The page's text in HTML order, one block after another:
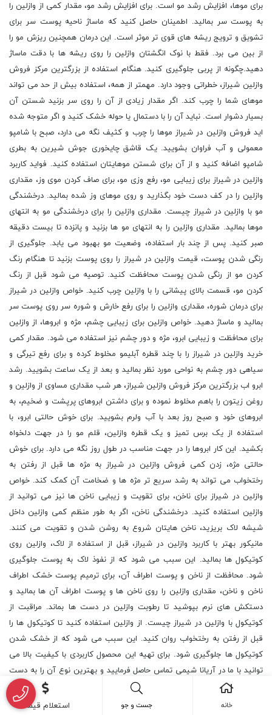
برای موها، افزایش رشد مو است. برای افزایش رشد مو، مقدار کمی از وازلین را
به پوست سر بمالید. اطمینان حاصل کنید که ماساژ ناحیه پوست سر برای
تشویق و ترویج ریشه های قوی تر موثر است. این درمان همچنین ریزش مو را
از بین می برد. فقط با نوک انگشتان وازلین را روی ریشه ها با دقت ماساژ
دهید.چگونه از پربی جلوگیری کنید. هنگام استفاده از بزرگترین مرکز فروش
وازلین شیراز، خطراتی وجود دارد. مهمتر از همه، استفاده بیش از حد می تواند
موهای شما را چرب کند. اگر مقدار زیادی از آن را روی سر بزنید شستن آن
بسیار دشوار است. نباید آن را با دستمال یا حوله خشک کنید و اگر متوجه شده
اید فروش وازلین در شیراز موها را چرب و کثیف نگه می دارد، صبح با شامپو
معمولی و آب فراوان بشویید. یک قاشق چایخوری جوش شیرین به بطری
شامپو اضافه کنید و از آن برای شستن موهایتان استفاده کنید. فواید کاربرد
وازلین در شیراز برای زیبایی مو، رفع وزی مو، برای صاف کردن موی وز، مقداری
وازلین را در کف دست خود بگذارید و روی موهای وز شده بمالید. درخشندگی
مو با وازلین در شیراز چیست. مقداری وازلین را برای درخشندگی مو به انتهای
موها بمالید. مقداری وازلین را به انتهای مو ها بزنید و پانزده تا بیست دقیقه
صبر کنید. پس از چند بار استفاده، وضعیت مو بهبود می یابد. جلوگیری از
رنگی شدن پوست، قیمت وازلین در شیراز را روی پوست بزنید تا هنگام رنگ
کردن مو از رنگی شدن پوست محافظت کنید. توصیه می شود قبل از رنگ
کردن مو، قسمت بالای پیشانی را با وازلین چرب کنید. خواص وازلین در شیراز
برای درمان شوره، مقداری وازلین را برای رفع خارش و شوره سر روی پوست سر
بمالید و ماساژ دهید. خواص وازلین برای زیبایی چشم، مژه و ابروها، از وازلین
برای محافظت و زیبایی ابرو، مژه و دور چشم نیز استفاده می شود. مقدار کمی
خرید وازلین در شیراز را با چند قطره آبلیمو مخلوط کرده و برای رفع تیرگی و
سیاهی دور چشم به نواحی مورد نظر بمالید و بعد از یک ساعت بشویید. رشد
ابرو اب بزرگترین مرکز فروش وازلین شیراز، هر شب مقداری مساوی از وازلین و
روغن زیتون را باهم مخلوط نموده و برای داشتن ابروهای پرپشت و ضخیم، به
ابروهای خود و صبح روز بعد با آب ولرم بشویید. برای خوش حالتی ابرو، با
استفاده از یک برس تمیز و یک قطره وازلین، قلم مو را در جهت دلخواه
بکشید. این کار ابروها را در جهت مناسب در طول روز نگه می دارد. برای خوش
حالتی مژه، زدن کمی فروش وازلین در شیراز به مژه ها قبل از رفتن به
رختخواب می تواند به رشد سریع تر مژه ها و ضخامت آن کمک کند. خواص
وازلین در شیراز برای ناخن، برای تقویت و زیبایی ناخن ها نیز می توانید از
وازلین استفاده کنید. درخشندگی ناخن، اگر به طور منظم کمی وازلین داخل
شیشه لاک بریزید، ناخن هایتان شروع به روشن شدن و تقویت می کنند.
مانیکور بهتر با کاربرد وازلین در شیراز، قبل از استفاده از لاک، وازلین روی
کوتیکول ها بمالید. این سبب می شود که از نفوذ لاک به پوست جلوگیری
شود. محافظت از ناخن و پوست اطراف آن، برای ترمیم پوست خشک اطراف
ناخن و ناخن، مقداری وازلین را روی ناخن ها و پوست اطراف آن ها بمالید و
دستکش های نرم بپوشید تا رطوبت وازلین در دست ها بماند. مراقبت از
کوتیکول با وازلین در شیراز چیست. از وازلین استفاده کنید تا کوتیکول ها را
قبل از رفتن به رختخواب روان کنید. این سبب می شود که از خشک شدن
کوتیکول ها جلوگیری شود. برای تهیه این محصول کاربردی با کیفیت بالا می
توانید با ما در آریانا شیمی تماس حاصل فرمایید و بهترین نوع آن را به دست
خانه جست و جو استعلام قیمت